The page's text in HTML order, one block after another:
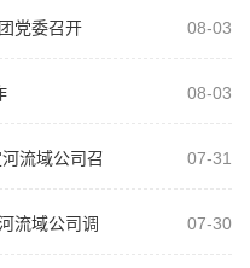
党委召开
08-03
08-03
流域公司召
07-31
流域公司调
07-30